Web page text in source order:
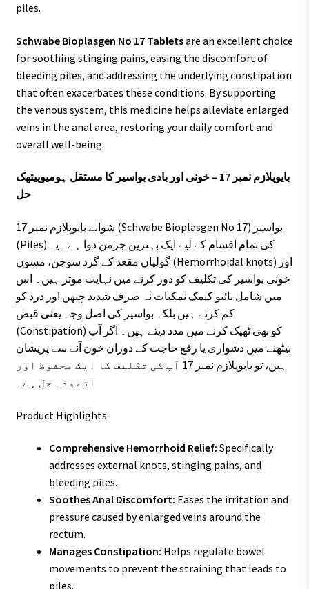
piles.
Schwabe Bioplasgen No 17 Tabletsare an excellent choice
for soothing stinging pains, easing the discomfort of
bleeding piles, and addressing the underlying constipation
that often exacerbates these conditions. By supporting
the venous system, this medicine helps alleviate enlarged
veins in the anal area, restoring your daily comfort and
overall well-being.
بایوپلازم نمبر 17 – خونی اور بادی بواسیر کا مستقل ہومیوپیتھک
حل
شوابے بایوپلازم نمبر 17 (Schwabe Bioplasgen No 17) بواسیر
(Piles) کی تمام اقسام کے لیے ایک بہترین جرمن دوا ہے۔ یہ
گولیاں مقعد کے گرد سوجن، مسوں (Hemorrhoidal knots) اور
خونی بواسیر کی تکلیف کو دور کرنے میں نہایت موثر ہیں۔ اس
میں شامل بائیو کیمک نمکیات نہ صرف شدید چبھن اور درد کو
کم کرتے ہیں بلکہ بواسیر کی اصل وجہ یعنی قبض
(Constipation) کو بھی ٹھیک کرنے میں مدد دیتے ہیں۔ اگر آپ
بیٹھنے میں دشواری یا رفع حاجت کے دوران خون آنے سے پریشان
ہیں، تو بایوپلازم نمبر 17 آپ کی تکلیف کا ایک محفوظ اور
آزمودہ حل ہے۔
Product Highlights:
Comprehensive Hemorrhoid Relief: Specifically
addresses external knots, stinging pains, and
bleeding piles.
Soothes Anal Discomfort: Eases the irritation and
pressure caused by enlarged veins around the
rectum.
Manages Constipation: Helps regulate bowel
movements to prevent the straining that leads to
piles.